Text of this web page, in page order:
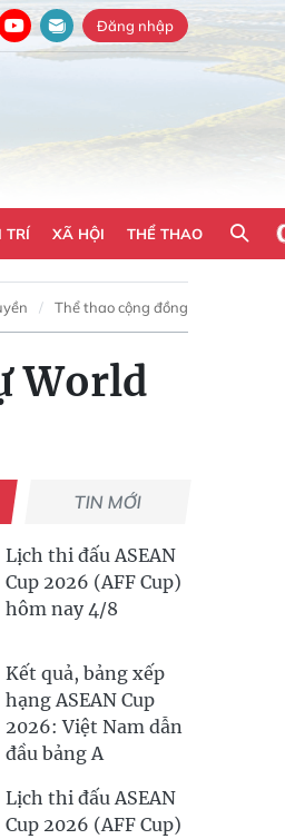
Đăng nhập
TRÍ XÃ HỘI THỂ THAO
Thể thao cộng đồng
World
TIN MỚI
Lịch thi đấu ASEAN
Cup 2026 (AFF Cup)
hôm nay 4/8
Kết quả, bảng xếp
hạng ASEAN Cup
2026: Việt Nam dẫn
đầu bảng A
Lịch thi đấu ASEAN
Cup 2026 (AFF Cup)